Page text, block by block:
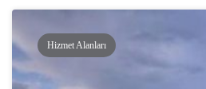
Hizmet Alanları